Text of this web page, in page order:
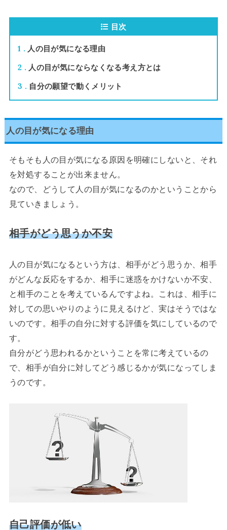
目次
1 人の目が気になる理由
2 人の目が気にならなくなる考え方とは
3 自分の願望で動くメリット
人の目が気になる理由
そもそも人の目が気になる原因を明確にしないと、それ
を対処することが出来ません。
なので、どうして人の目が気になるのかということから
見ていきましょう。
相手がどう思うか不安
人の目が気になるという方は、相手がどう思うか、相手
がどんな反応をするか、相手に迷惑をかけないか不安、
と相手のことを考えているんですよね。これは、相手に
対しての思いやりのように見えるけど、実はそうではな
いのです。相手の自分に対する評価を気にしているので
す。
自分がどう思われるかということを常に考えているの
で、相手が自分に対してどう感じるかが気になってしま
うのです。
自己評価が低い